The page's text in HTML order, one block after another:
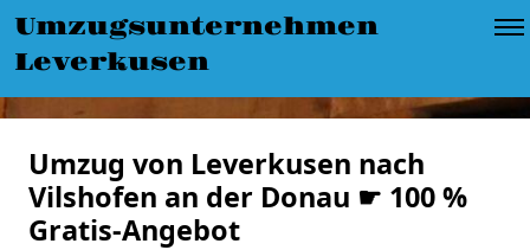
Umzugsunternehmen
Leverkusen
Umzug von Leverkusen nach
Vilshofen an der Donau ☛ 100 %
Gratis-Angebot